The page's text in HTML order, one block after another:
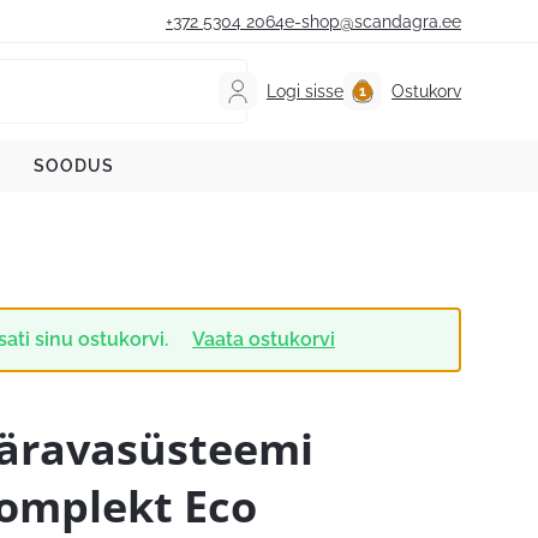
+372 5304 2064e-shop@scandagra.ee
Logi sisse Ostukorv
SOODUS
sinu ostukorvi. Vaata ostukorvi
Eco